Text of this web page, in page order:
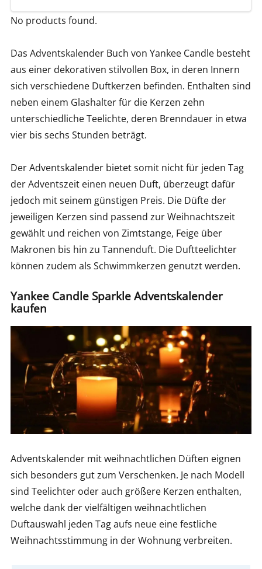
No products found.
Das Adventskalender Buch von Yankee Candle besteht
aus einer dekorativen stilvollen Box, in deren Innern
sich verschiedene Duftkerzen befinden. Enthalten sind
neben einem Glashalter für die Kerzen zehn
unterschiedliche Teelichte, deren Brenndauer in etwa
vier bis sechs Stunden beträgt.
Der Adventskalender bietet somit nicht für jeden Tag
der Adventszeit einen neuen Duft, überzeugt dafür
jedoch mit seinem günstigen Preis. Die Düfte der
jeweiligen Kerzen sind passend zur Weihnachtszeit
gewählt und reichen von Zimtstange, Feige über
Makronen bis hin zu Tannenduft. Die Duftteelichter
können zudem als Schwimmkerzen genutzt werden.
Yankee Candle Sparkle Adventskalender
kaufen
Adventskalender mit weihnachtlichen Düften eignen
sich besonders gut zum Verschenken. Je nach Modell
sind Teelichter oder auch größere Kerzen enthalten,
welche dank der vielfältigen weihnachtlichen
Duftauswahl jeden Tag aufs neue eine festliche
Weihnachtsstimmung in der Wohnung verbreiten.